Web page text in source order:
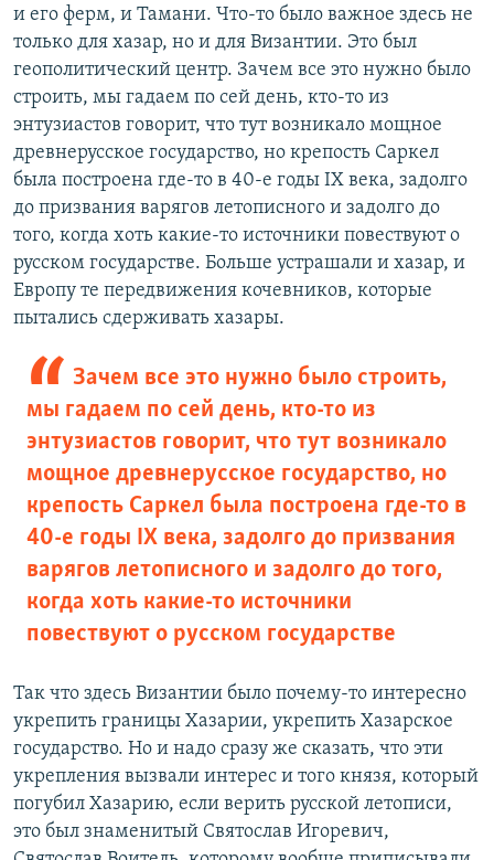
и его ферм, и Тамани. Что-то было важное здесь не
только для хазар, но и для Византии. Это был
геополитический центр. Зачем все это нужно было
строить, мы гадаем по сей день, кто-то из
энтузиастов говорит, что тут возникало мощное
древнерусское государство, но крепость Саркел
была построена где-то в 40-е годы IX века, задолго
до призвания варягов летописного и задолго до
того, когда хоть какие-то источники повествуют о
русском государстве. Больше устрашали и хазар, и
Европу те передвижения кочевников, которые
пытались сдерживать хазары.
Зачем все это нужно было строить,
мы гадаем по сей день, кто-то из
энтузиастов говорит, что тут возникало
мощное древнерусское государство, но
крепость Саркел была построена где-то в
40-е годы IX века, задолго до призвания
варягов летописного и задолго до того,
когда хоть какие-то источники
повествуют о русском государстве
Так что здесь Византии было почему-то интересно
укрепить границы Хазарии, укрепить Хазарское
государство. Но и надо сразу же сказать, что эти
укрепления вызвали интерес и того князя, который
погубил Хазарию, если верить русской летописи,
это был знаменитый Святослав Игоревич,